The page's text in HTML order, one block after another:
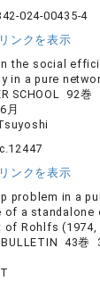
024-00435-4
ンクを表示
the social
in a pure
SCHOOL 92巻
月
ンクを表示
problem in a
of a standalone
Rohlfs (1974,
BULLETIN 43巻